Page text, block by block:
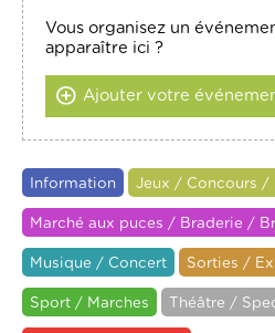
Vous organisez un
apparaître ici ?
Ajouter votre
Information Jeux / Concours /
Marché aux puces / Braderie /
Musique / Concert Sorties /
Sport / Marches Théâtre /